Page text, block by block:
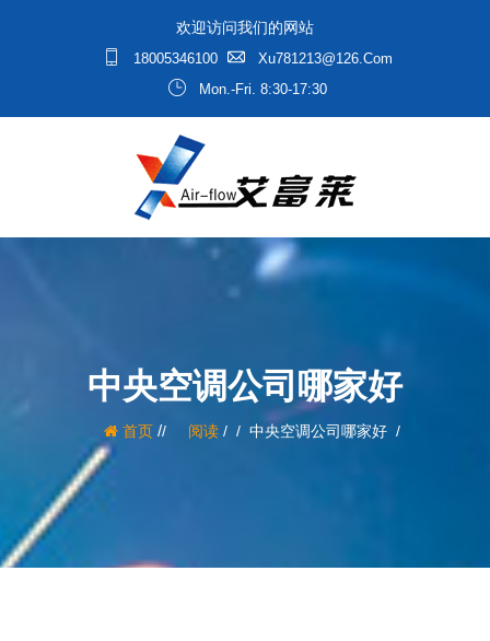
欢迎访问我们的网站
18005346100
Xu781213@126.com
Mon.-Fri. 8:30-17:30
中央空调公司哪家好
首页/ 阅读/ 中央空调公司哪家好